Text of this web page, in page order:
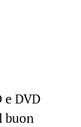
DVD
buon